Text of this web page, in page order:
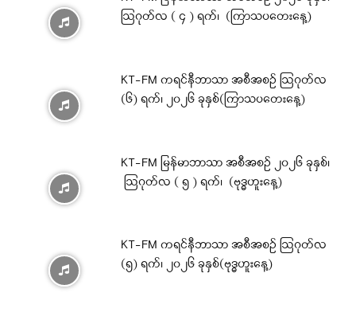
ဩဂုတ်လ ( ၄ ) ရက်၊ (ကြာသပတေးနေ့)
KT-FM ကရင်နီဘာသာ အစီအစဉ် ဩဂုတ်လ
(၆) ရက်၊ ၂၀၂၆ ခုနှစ်(ကြာသပတေးနေ့)
KT-FM မြန်မာဘာသာ အစီအစဉ် ၂၀၂၆ ခုနှစ်၊
ဩဂုတ်လ ( ၅ ) ရက်၊ (ဗုဒ္ဓဟူးနေ့)
KT-FM ကရင်နီဘာသာ အစီအစဉ် ဩဂုတ်လ
(၅) ရက်၊ ၂၀၂၆ ခုနှစ်(ဗုဒ္ဓဟူးနေ့)